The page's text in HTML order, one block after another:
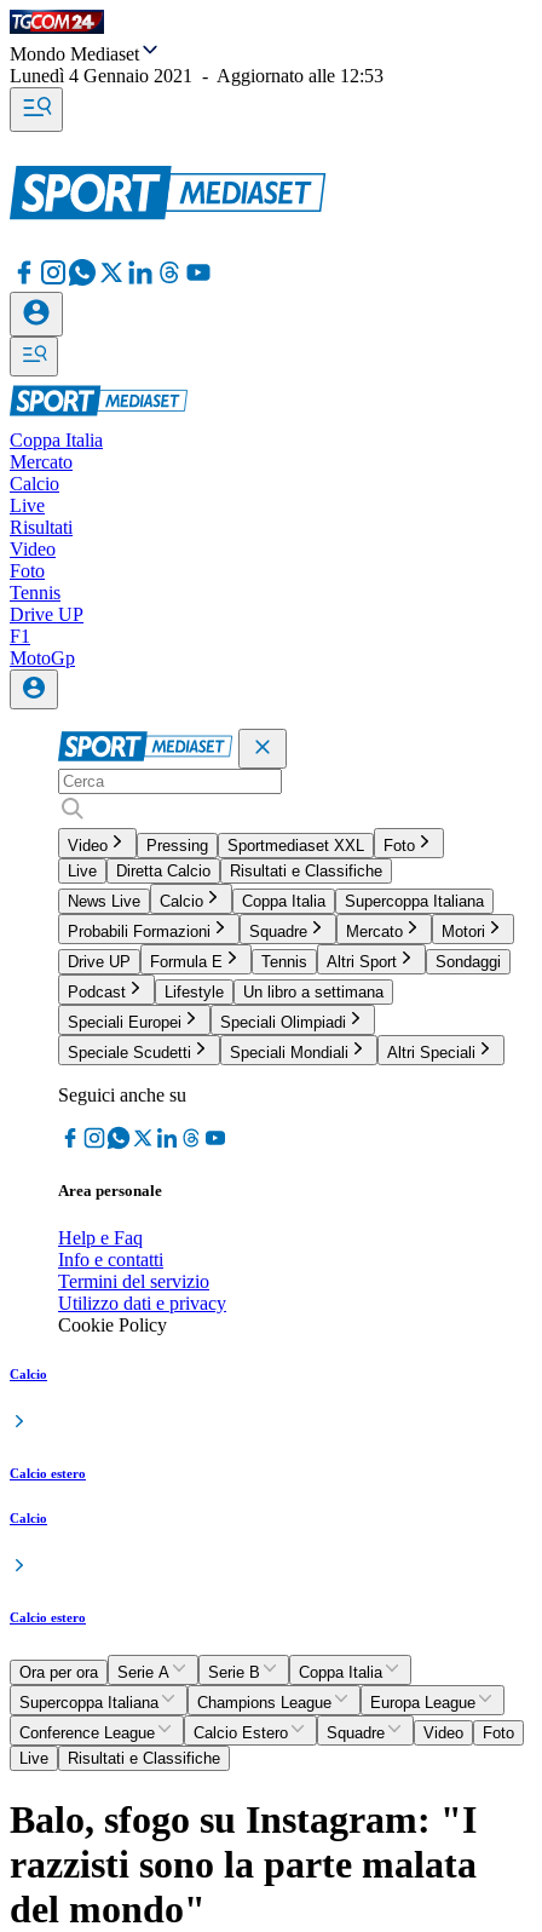
Mondo Mediaset
Lunedì 4 Gennaio 2021
- Aggiornato alle 12:53
Coppa Italia
Mercato
Calcio
Live
Risultati
Video
Foto
Tennis
Drive UP
F1
MotoGp
Video Pressing Sportmediaset XXL
Foto
Live
Diretta Calcio
Risultati e Classifiche
News Live
Calcio Coppa Italia
Supercoppa Italiana
Probabili Formazioni
Squadre Mercato
Motori
Drive UP
Formula E Tennis Altri Sport
Sondaggi
Podcast
Lifestyle
Un libro a settimana
Speciali Europei
Speciali Olimpiadi
Speciale Scudetti
Speciali Mondiali Altri Speciali
Seguici anche su
Area personale
Help e Faq
Info e contatti
Termini del servizio
Utilizzo dati e privacy
Cookie Policy
Calcio
Calcio estero
Calcio
Calcio estero
Ora per ora Serie A Serie B
Coppa Italia
Supercoppa Italiana
Champions League
Europa League
Conference League
Calcio Estero Squadre Video
Foto
Live
Risultati e Classifiche
Balo, sfogo su Instagram: "I
razzisti sono la parte malata
del mondo"